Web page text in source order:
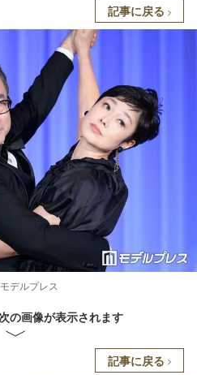
記事に戻る
デルプレス
の画像が表示されます
記事に戻る